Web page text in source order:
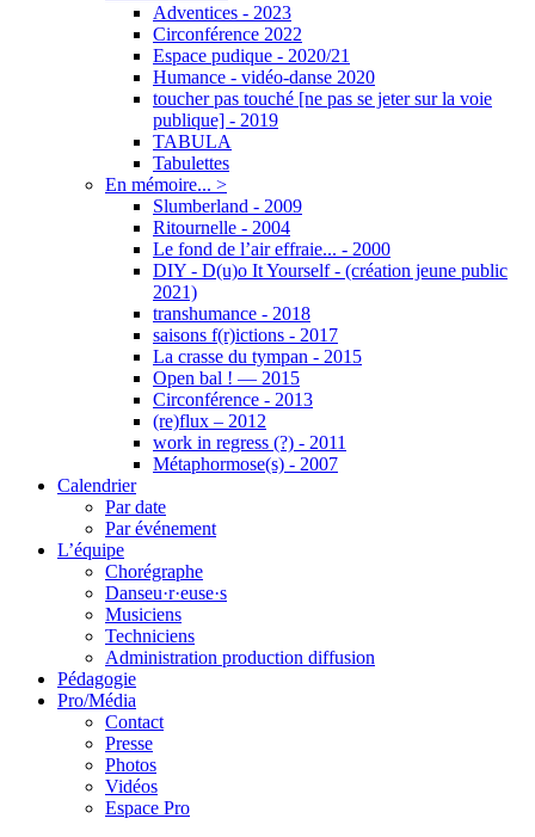
Adventices - 2023
Circonférence 2022
Espace pudique - 2020/21
Humance - vidéo-danse 2020
toucher pas touché [ne pas se jeter sur la voie
publique] - 2019
TABULA
Tabulettes
En mémoire... >
Slumberland - 2009
Ritournelle - 2004
Le fond de l’air effraie... - 2000
DIY - D(u)o It Yourself - (création jeune public
2021)
transhumance - 2018
saisons f(r)ictions - 2017
La crasse du tympan - 2015
Open bal ! — 2015
Circonférence - 2013
(re)flux – 2012
work in regress (?) - 2011
Métaphormose(s) - 2007
Calendrier
Par date
Par événement
L’équipe
Chorégraphe
Danseu·r·euse·s
Musiciens
Techniciens
Administration production diffusion
Pédagogie
Pro/Média
Contact
Presse
Photos
Vidéos
Espace Pro